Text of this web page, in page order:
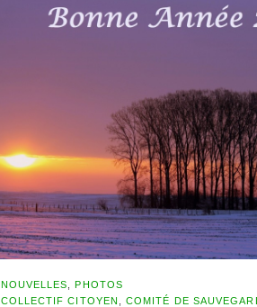
NOUVELLES ,PHOTOS
COLLECTIF CITOYEN
,COMITÉ DE